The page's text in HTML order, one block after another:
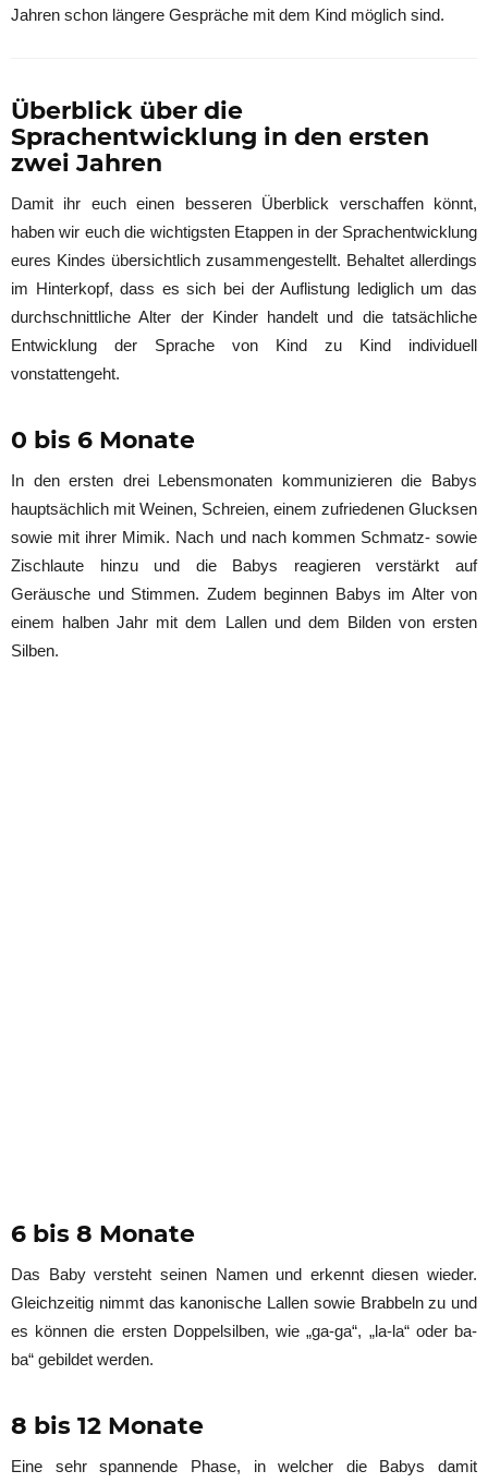
Jahren schon längere Gespräche mit dem Kind möglich sind.
Überblick über die
Sprachentwicklung in den ersten
zwei Jahren
Damit ihr euch einen besseren Überblick verschaffen könnt,
haben wir euch die wichtigsten Etappen in der Sprachentwicklung
eures Kindes übersichtlich zusammengestellt. Behaltet allerdings
im Hinterkopf, dass es sich bei der Auflistung lediglich um das
durchschnittliche Alter der Kinder handelt und die tatsächliche
Entwicklung der Sprache von Kind zu Kind individuell
vonstattengeht.
0 bis 6 Monate
In den ersten drei Lebensmonaten kommunizieren die Babys
hauptsächlich mit Weinen, Schreien, einem zufriedenen Glucksen
sowie mit ihrer Mimik. Nach und nach kommen Schmatz- sowie
Zischlaute hinzu und die Babys reagieren verstärkt auf
Geräusche und Stimmen. Zudem beginnen Babys im Alter von
einem halben Jahr mit dem Lallen und dem Bilden von ersten
Silben.
6 bis 8 Monate
Das Baby versteht seinen Namen und erkennt diesen wieder.
Gleichzeitig nimmt das kanonische Lallen sowie Brabbeln zu und
es können die ersten Doppelsilben, wie „ga-ga“, „la-la“ oder ba-
ba“ gebildet werden.
8 bis 12 Monate
Eine sehr spannende Phase, in welcher die Babys damit